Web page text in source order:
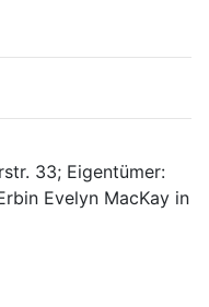
33; Eigentümer:
Evelyn MacKay in